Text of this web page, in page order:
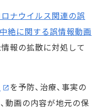
ナウイルス関連の誤
中絶に関する誤情報動画
報の拡散に対処して
を予防、治療、事実の
動画の内容が地元の保